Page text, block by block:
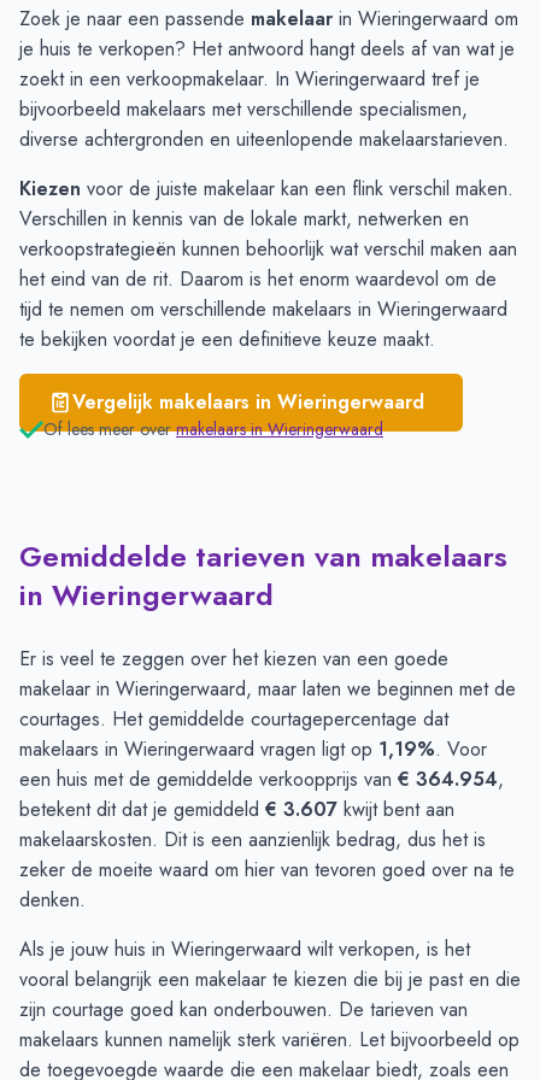
Breezand
€ 3.940
Anna Paulowna
€ 3.863
Hippolytushoef
€ 3.616
Wieringerwaard
€ 3.524
€ 3.447
Zoek je naar een passende makelaar in Wieringerwaard om
je huis te verkopen? Het antwoord hangt deels af van wat je
zoekt in een verkoopmakelaar. In Wieringerwaard tref je
bijvoorbeeld makelaars met verschillende specialismen,
diverse achtergronden en uiteenlopende makelaarstarieven.
Kiezen voor de juiste makelaar kan een flink verschil maken.
Verschillen in kennis van de lokale markt, netwerken en
verkoopstrategieën kunnen behoorlijk wat verschil maken aan
het eind van de rit. Daarom is het enorm waardevol om de
tijd te nemen om verschillende makelaars in Wieringerwaard
te bekijken voordat je een definitieve keuze maakt.
Vergelijk makelaars in Wieringerwaard
Of lees meer over makelaars inWieringerwaard
Gemiddelde tarieven van makelaars
in Wieringerwaard
Er is veel te zeggen over het kiezen van een goede
makelaar in Wieringerwaard, maar laten we beginnen met de
courtages. Het gemiddelde courtagepercentage dat
makelaars in Wieringerwaard vragen ligt op 1,19%. Voor
een huis met de gemiddelde verkoopprijs van € 364.954,
betekent dit dat je gemiddeld € 3.607 kwijt bent aan
makelaarskosten. Dit is een aanzienlijk bedrag, dus het is
zeker de moeite waard om hier van tevoren goed over na te
denken.
Als je jouw huis in Wieringerwaard wilt verkopen, is het
vooral belangrijk een makelaar te kiezen die bij je past en die
zijn courtage goed kan onderbouwen. De tarieven van
makelaars kunnen namelijk sterk variëren. Let bijvoorbeeld op
de toegevoegde waarde die een makelaar biedt, zoals een